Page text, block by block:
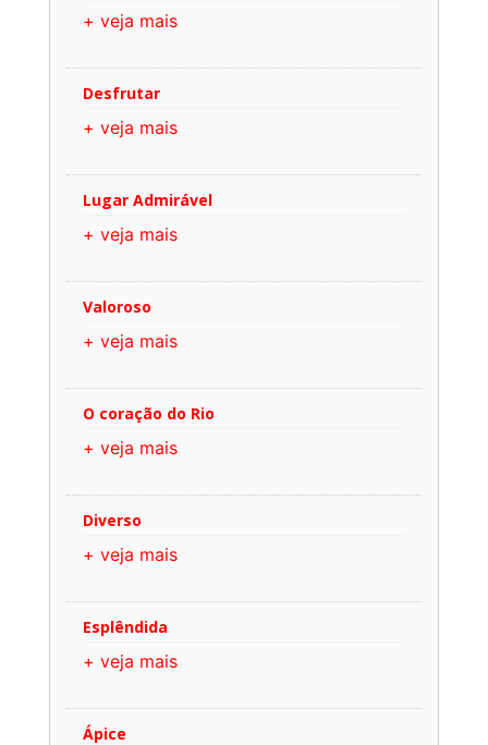
+ veja mais
Desfrutar
+ veja mais
Lugar Admirável
+ veja mais
Valoroso
+ veja mais
O coração do Rio
+ veja mais
Diverso
+ veja mais
Esplêndida
+ veja mais
Ápice